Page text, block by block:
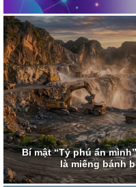
Bí mật “Tỷ phú ẩn
là miếng bánh